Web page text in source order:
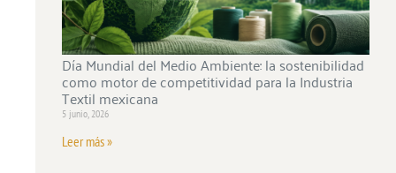
Día Mundial del Medio Ambiente: la sostenibilidad
como motor de competitividad para la Industria
Textil mexicana
5 junio, 2026
Leer más »